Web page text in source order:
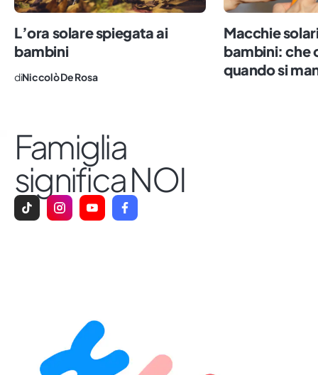
L’ora solare spiegata ai
bambini
diNiccolò De Rosa
Macchie
bambini: che
quando si
Famiglia
significa NOI